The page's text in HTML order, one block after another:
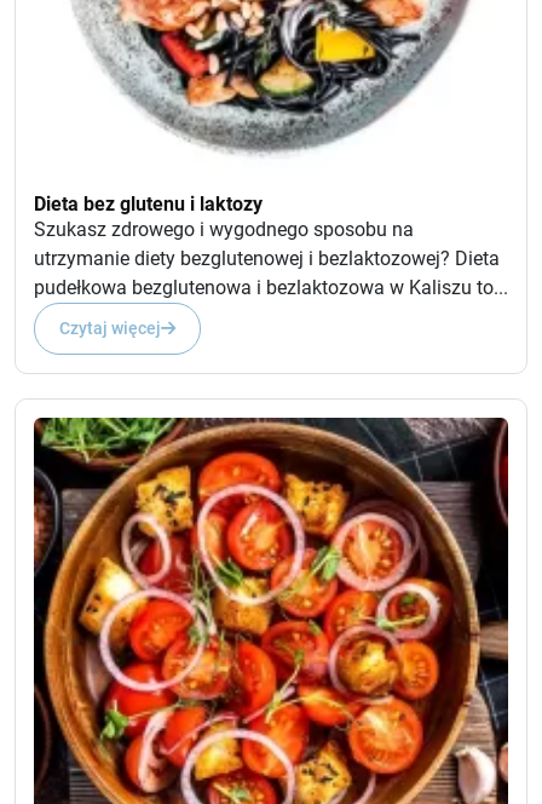
Dieta bez glutenu i laktozy
Szukasz zdrowego i wygodnego sposobu na
utrzymanie diety bezglutenowej i bezlaktozowej? Dieta
pudełkowa bezglutenowa i bezlaktozowa w Kaliszu to...
Czytaj więcej